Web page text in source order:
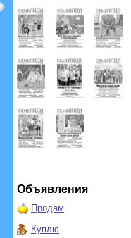
Объявления
Продам
Куплю